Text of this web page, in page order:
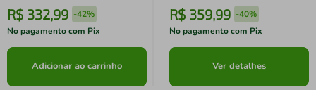
R$ 332,99 -42%
No pagamento com Pix
Adicionar ao carrinho
R$ 359,99 -40%
No pagamento com Pix
Ver detalhes